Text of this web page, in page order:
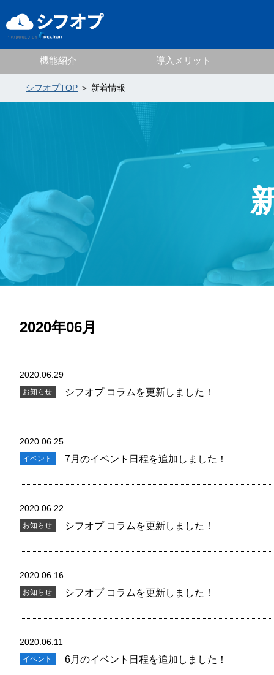
機能紹介 導入メリット
シフオプTOP ＞ 新着情報
2020年06月
2020.06.29
お知らせ シフオプ コラムを更新しました！
2020.06.25
イベント 7月のイベント日程を追加しました！
2020.06.22
お知らせ シフオプ コラムを更新しました！
2020.06.16
お知らせ シフオプ コラムを更新しました！
2020.06.11
イベント 6月のイベント日程を追加しました！